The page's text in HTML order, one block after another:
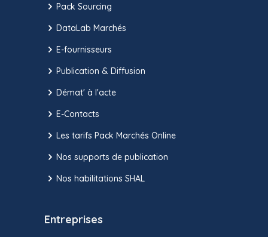
Pack Sourcing
DataLab Marchés
E-fournisseurs
Publication & Diffusion
Démat' à l'acte
E-Contacts
Les tarifs Pack Marchés Online
Nos supports de publication
Nos habilitations SHAL
Entreprises